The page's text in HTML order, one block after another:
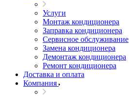
Услуги
Монтаж кондиционера
Заправка кондиционера
Сервисное обслуживание
Замена кондиционера
Демонтаж кондиционера
Ремонт кондиционера
Доставка и оплата
Компания